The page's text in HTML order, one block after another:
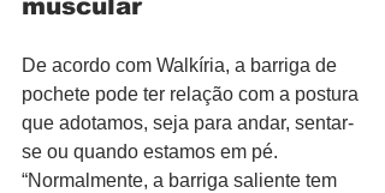
muscular
De acordo com Walkíria, a barriga de
pochete pode ter relação com a postura
que adotamos, seja para andar, sentar-
se ou quando estamos em pé.
“Normalmente, a barriga saliente tem